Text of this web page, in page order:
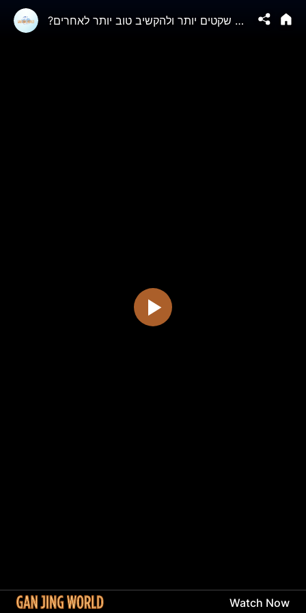
?איך להיות שקטים יותר ולהקשיב טוב יותר לאחרים
Watch Now